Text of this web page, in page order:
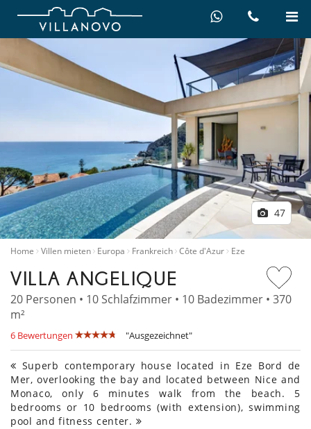
47
Home Villen mieten Europa Frankreich Côte d'Azur Eze
VILLA ANGELIQUE
20 Personen • 10 Schlafzimmer • 10 Badezimmer • 370
m²
6 Bewertungen "Ausgezeichnet"
Superb contemporary house located in Eze Bord de
Mer, overlooking the bay and located between Nice and
Monaco, only 6 minutes walk from the beach. 5
bedrooms or 10 bedrooms (with extension), swimming
pool and fitness center.